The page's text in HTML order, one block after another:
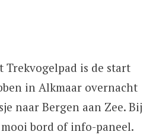
Trekvogelpad is de start
in Alkmaar overnacht
naar Bergen aan Zee. Bij
bord of info-paneel.